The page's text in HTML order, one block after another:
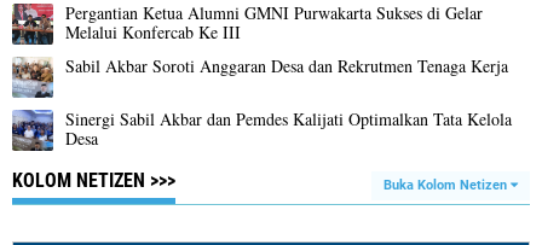
Pergantian Ketua Alumni GMNI Purwakarta Sukses di Gelar
Melalui Konfercab Ke III
Sabil Akbar Soroti Anggaran Desa dan Rekrutmen Tenaga Kerja
Sinergi Sabil Akbar dan Pemdes Kalijati Optimalkan Tata Kelola
Desa
KOLOM NETIZEN >>>
Buka Kolom Netizen